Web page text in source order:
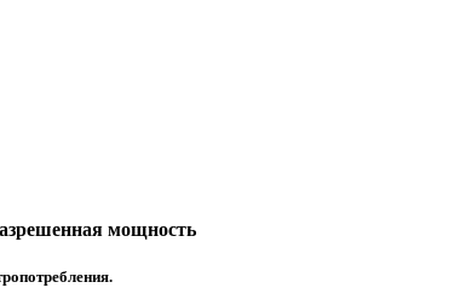
мощность